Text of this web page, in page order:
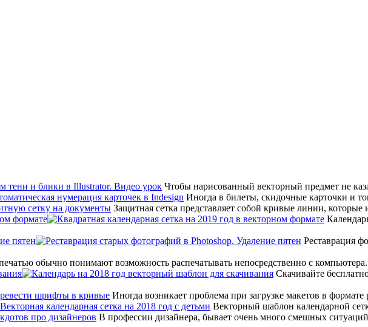
Чтобы нарисованный векторный предмет не
Иногда в билеты, скидочные карточки и
Защитная сетка представляет собой кривые линии,
формате
пятен
Реставрация
обычно понимают возможность распечатывать непосредственно с
Скачивайте
Иногда возникает проблема при загрузке макетов в
Векторный шаблон календарной
В профессии дизайнера, бывает очень много смешных